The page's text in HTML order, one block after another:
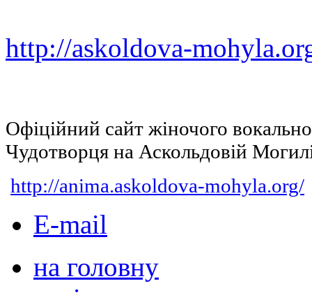
http://askoldova-
Офіційний сайт жіночого
Чудотворця на Аскольдовій
http://anima.askoldova-mohyla.org/
E-mail
на головну